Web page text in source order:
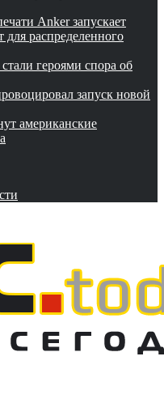
Anker запускает
распределенного
героями спора об
запуск новой
американские